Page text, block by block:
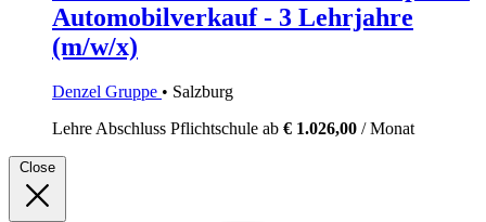
Automobilverkauf - 3 Lehrjahre
(m/w/x)
Denzel Gruppe • Salzburg
LehreAbschluss Pflichtschule ab € 1.026,00 / Monat
Close